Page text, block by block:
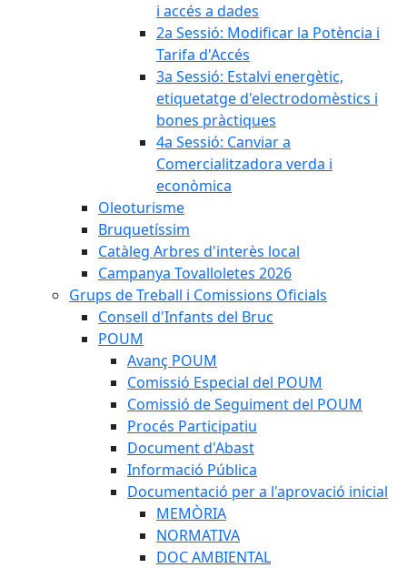
i accés a dades
2a Sessió: Modificar la Potència i
Tarifa d'Accés
3a Sessió: Estalvi energètic,
etiquetatge d'electrodomèstics i
bones pràctiques
4a Sessió: Canviar a
Comercialitzadora verda i
econòmica
Oleoturisme
Bruquetíssim
Catàleg Arbres d'interès local
Campanya Tovalloletes 2026
Grups de Treball i Comissions Oficials
Consell d'Infants del Bruc
POUM
Avanç POUM
Comissió Especial del POUM
Comissió de Seguiment del POUM
Procés Participatiu
Document d'Abast
Informació Pública
Documentació per a l'aprovació inicial
MEMÒRIA
NORMATIVA
DOC AMBIENTAL